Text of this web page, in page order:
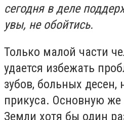
сегодня в деле
увы, не обойтись.
Только малой части
удается избежать
зубов, больных десен,
прикуса. Основную же
Земли хотя бы один